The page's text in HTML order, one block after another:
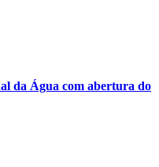
da Água com abertura do